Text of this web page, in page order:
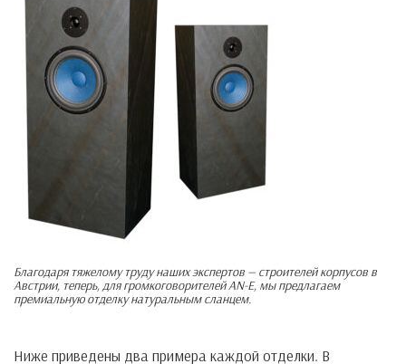
Благодаря тяжелому труду наших экспертов — строителей корпусов в
Австрии, теперь, для громкоговорителей AN-E, мы предлагаем
премиальную отделку натуральным сланцем.
Ниже приведены два примера каждой отделки. В